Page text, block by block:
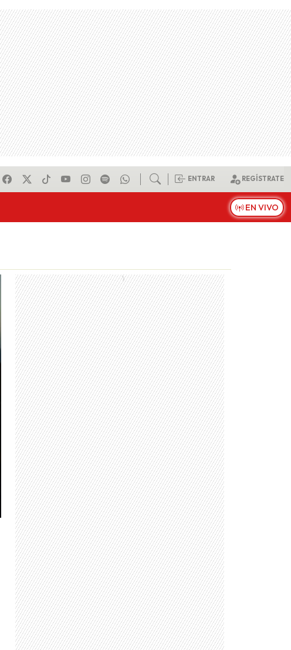
ENTRAR REGÍSTRATE
EN VIVO